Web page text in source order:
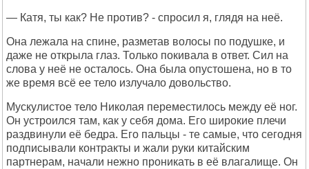
— Катя, ты как? Не против? - спросил я, глядя на неё.
Она лежала на спине, разметав волосы по подушке, и
даже не открыла глаз. Только покивала в ответ. Сил на
слова у неё не осталось. Она была опустошена, но в то
же время всё ее тело излучало довольство.
Мускулистое тело Николая переместилось между её ног.
Он устроился там, как у себя дома. Его широкие плечи
раздвинули её бедра. Его пальцы - те самые, что сегодня
подписывали контракты и жали руки китайским
партнерам, начали нежно проникать в её влагалище. Он